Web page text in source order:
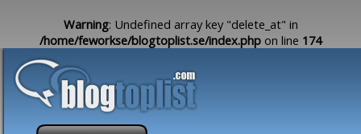
Warning: Undefined array key "delete_at" in
/home/feworkse/blogtoplist.se/index.php on line 174